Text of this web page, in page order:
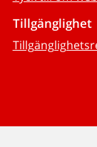
Tillgänglighet